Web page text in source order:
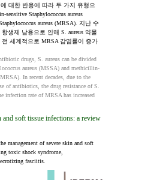
에 대한 반응에 따라 두 가지 유형으
Staphylococcus aureus
aureus (MRSA). 지난 수
생제 남용으로 인해 S. aureus 약물
세계적으로 MRSA 감염률이 증가
drugs, S. aureus can be divided
aureus (MSSA) and methicillin-
In recent decades, due to the
of antibiotics, the drug resistance of S.
infection rate of MRSA has increased
and soft tissue infections: a review
management of severe skin and soft
toxic shock syndrome,
fasciitis.